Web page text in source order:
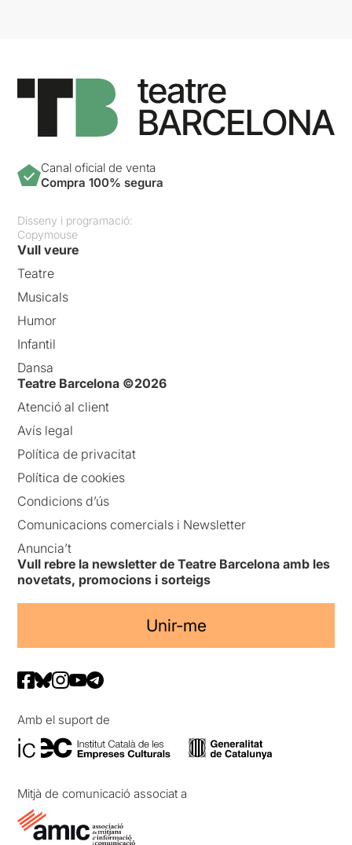
Canal oficial de venta
Compra 100% segura
Disseny i programació:
Copymouse
Vull veure
Teatre
Musicals
Humor
Infantil
Dansa
Teatre Barcelona ©2026
Atenció al client
Avís legal
Política de privacitat
Política de cookies
Condicions d’ús
Comunicacions comercials i Newsletter
Anuncia’t
Vull rebre la newsletter de Teatre Barcelona amb les
novetats, promocions i sorteigs
Unir-me
Amb el suport de
Mitjà de comunicació associat a